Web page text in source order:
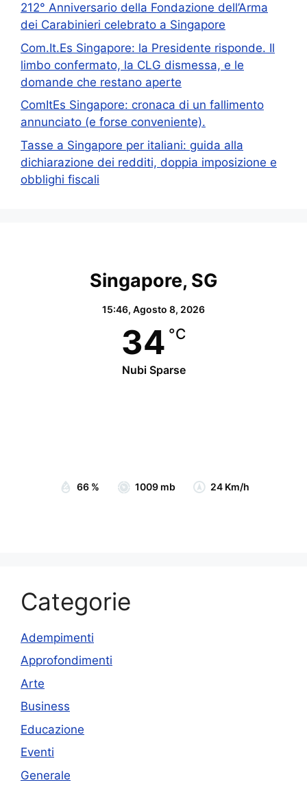
212° Anniversario della Fondazione dell’Arma
dei Carabinieri celebrato a Singapore
Com.It.Es Singapore: la Presidente risponde. Il
limbo confermato, la CLG dismessa, e le
domande che restano aperte
ComItEs Singapore: cronaca di un fallimento
annunciato (e forse conveniente).
Tasse a Singapore per italiani: guida alla
dichiarazione dei redditi, doppia imposizione e
obblighi fiscali
Singapore, SG
15:46, Agosto 8, 2026
34 °C
Nubi Sparse
66 % 1009 mb 24 Km/h
Categorie
Adempimenti
Approfondimenti
Arte
Business
Educazione
Eventi
Generale